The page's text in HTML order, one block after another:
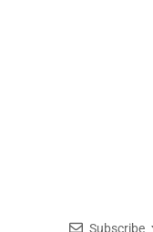
Subscribe